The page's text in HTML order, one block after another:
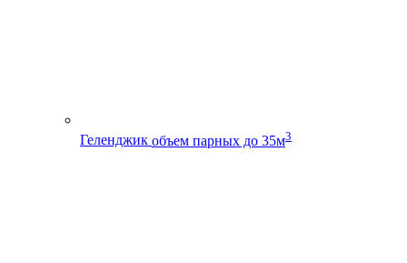
Геленджик объем парных до 35м3